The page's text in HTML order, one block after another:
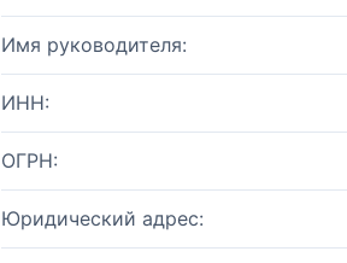
Имя руководителя:
ИНН:
ОГРН:
Юридический адрес: